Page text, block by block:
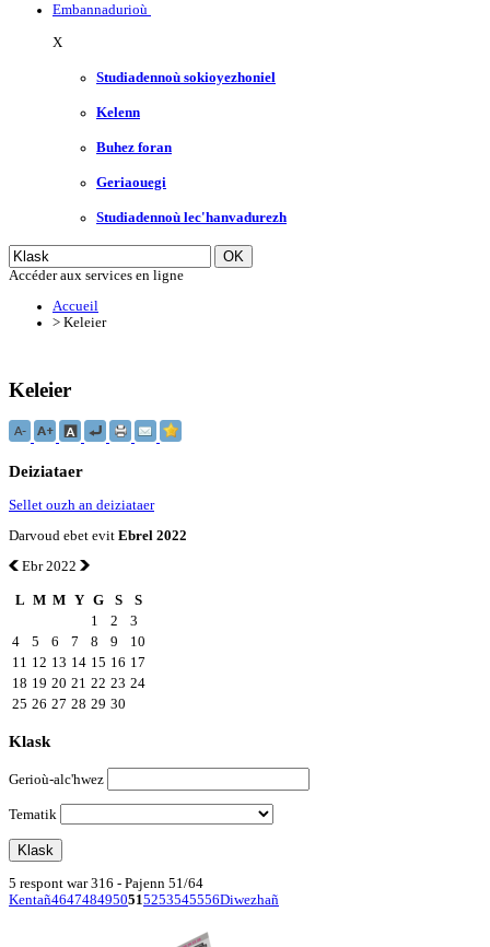
Embannadurioù
X
Studiadennoù sokioyezhoniel
Kelenn
Buhez foran
Geriaouegi
Studiadennoù lec'hanvadurezh
Accéder aux services en ligne
Accueil
> Keleier
Keleier
Deiziataer
Sellet ouzh an deiziataer
Darvoud ebet evit Ebrel 2022
Ebr 2022
L M M Y G S
S
1
2
3
4
5 6 7 8 9
10
11 12 13 14 15 16 17
18 19 20 21 22 23 24
25 26 27 28 29 30
Klask
Gerioù-alc'hwez
Tematik
5 respont war 316 - Pajenn 51/64
Kentañ4647484950515253545556Diwezhañ